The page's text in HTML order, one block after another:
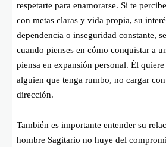
respetarte para enamorarse. Si te
con metas claras y vida propia, su
dependencia o inseguridad constante,
cuando pienses en cómo conquistar a
piensa en expansión personal. Él
alguien que tenga rumbo, no cargar
dirección.
También es importante entender su
hombre Sagitario no huye del